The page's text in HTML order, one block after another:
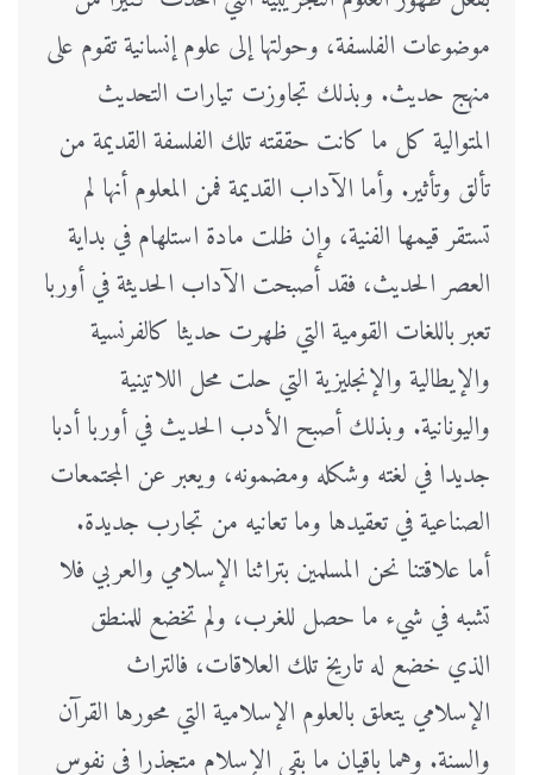
موضوعات الفلسفة، وحولتها إلى علوم إنسانية تقوم على
منهج حديث. وبذلك تجاوزت تيارات التحديث
المتوالية كل ما كانت حققته تلك الفلسفة القديمة من
تألق وتأثير. وأما الآداب القديمة فمن المعلوم أنها لم
تستقر قيمها الفنية، وإن ظلت مادة استلهام في بداية
العصر الحديث، فقد أصبحت الآداب الحديثة في أوربا
تعبر باللغات القومية التي ظهرت حديثا كالفرنسية
والإيطالية والإنجليزية التي حلت محل اللاتينية
واليونانية. وبذلك أصبح الأدب الحديث في أوربا أدبا
جديدا في لغته وشكله ومضمونه، ويعبر عن المجتمعات
الصناعية في تعقيدها وما تعانيه من تجارب جديدة.
أما علاقتنا نحن المسلمين بتراثنا الإسلامي والعربي فلا
تشبه في شيء ما حصل للغرب، ولم تخضع للمنطق
الذي خضع له تاريخ تلك العلاقات، فالتراث
الإسلامي يتعلق بالعلوم الإسلامية التي محورها القرآن
والسنة. وهما باقيان ما بقي الإسلام متجذرا في نفوس